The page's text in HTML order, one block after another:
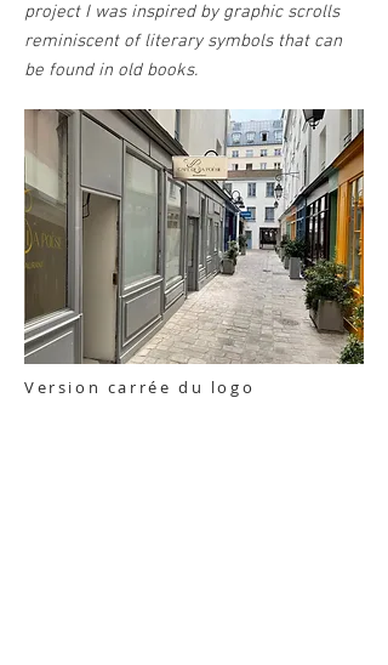
project I was inspired by graphic scrolls
reminiscent of literary symbols that can
be found in old books.
Version carrée du logo